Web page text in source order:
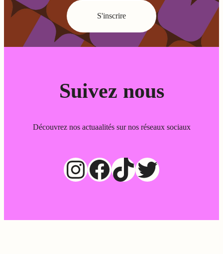
S'inscrire
Suivez nous
Découvrez nos actuaalités sur nos réseaux sociaux
Instagram Facebook TikTok Twitter